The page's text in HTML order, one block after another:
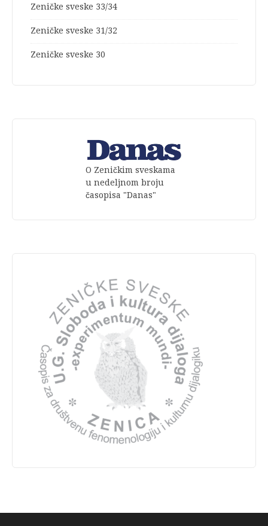
Zeničke sveske 33/34
Zeničke sveske 31/32
Zeničke sveske 30
O Zeničkim sveskama
u nedeljnom broju
časopisa "Danas"